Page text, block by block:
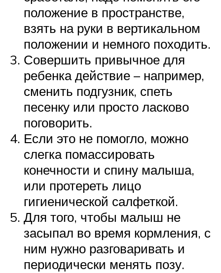
положение в пространстве,
взять на руки в вертикальном
положении и немного походить.
Совершить привычное для
ребенка действие – например,
сменить подгузник, спеть
песенку или просто ласково
поговорить.
Если это не помогло, можно
слегка помассировать
конечности и спину малыша,
или протереть лицо
гигиенической салфеткой.
Для того, чтобы малыш не
засыпал во время кормления, с
ним нужно разговаривать и
периодически менять позу.